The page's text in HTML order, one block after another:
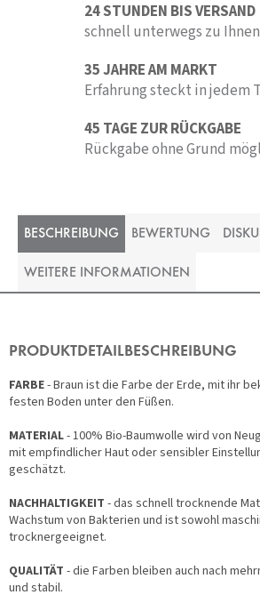
24 STUNDEN BIS VERSAND
schnell unterwegs zu Ihnen
35 JAHRE AM MARKT
Erfahrung steckt in jedem
45 TAGE ZUR RÜCKGABE
Rückgabe ohne Grund
BESCHREIBUNG BEWERTUNG
WEITERE INFORMATIONEN
PRODUKTDETAILBESCHREIBUNG
FARBE- Braun ist die Farbe der Erde, mit ihr
festen Boden unter den Füßen.
MATERIAL- 100% Bio-Baumwolle wird von
mit empfindlicher Haut oder sensibler
geschätzt.
NACHHALTIGKEIT - das schnell trocknende
Wachstum von Bakterien und ist sowohl
trocknergeeignet.
QUALITÄT - die Farben bleiben auch nach
und stabil.